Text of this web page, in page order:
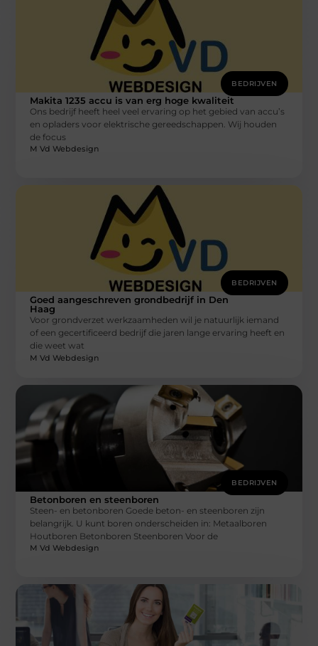
BEDRIJVEN
Makita 1235 accu is van erg hoge kwaliteit
Ons bedrijf heeft heel veel ervaring op het gebied van accu’s
en opladers voor elektrische gereedschappen. Wij houden
de focus
M Vd Webdesign
BEDRIJVEN
Goed aangeschreven grondbedrijf in Den
Haag
Voor grondverzet werkzaamheden wil je natuurlijk iemand
of een gecertificeerd bedrijf die jaren lange ervaring heeft en
die weet wat
M Vd Webdesign
BEDRIJVEN
Betonboren en steenboren
Steen- en betonboren Goede beton- en steenboren zijn
belangrijk. U kunt boren onderscheiden in: Metaalboren
Houtboren Betonboren Steenboren Voor de
M Vd Webdesign